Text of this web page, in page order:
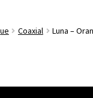
Coaxial Luna –